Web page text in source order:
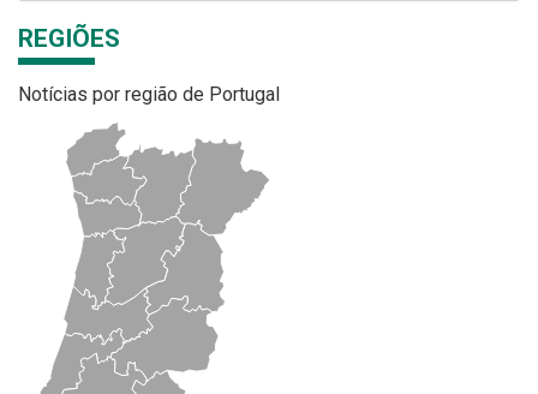
REGIÕES
Notícias por região de Portugal